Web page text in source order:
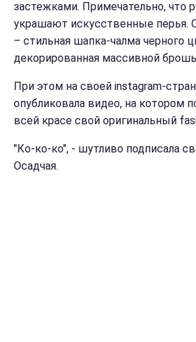
застежками. Примечательно, что
украшают искусственные перья.
– стильная шапка-чалма черного
декорированная массивной
При этом на своей instagram-
опубликовала видео, на котором
всей красе свой оригинальный
"Ко-ко-ко", - шутливо подписала
Осадчая.